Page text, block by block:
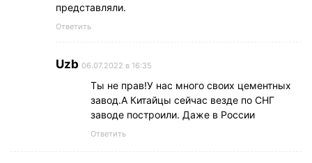
представляли.
Ответить
Uzb 06.07.2022 в 16:35
Ты не прав!У нас много своих цементных
завод.А Китайцы сейчас везде по СНГ
заводе построили. Даже в России
Ответить